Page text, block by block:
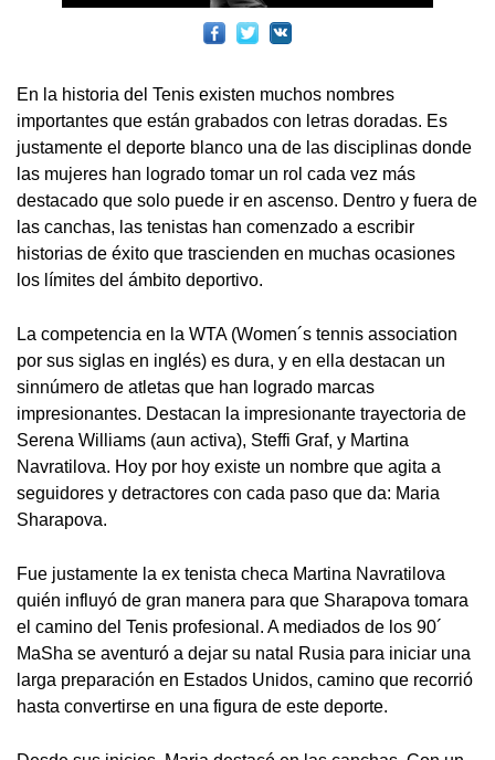
En la historia del Tenis existen muchos nombres
importantes que están grabados con letras doradas. Es
justamente el deporte blanco una de las disciplinas donde
las mujeres han logrado tomar un rol cada vez más
destacado que solo puede ir en ascenso. Dentro y fuera de
las canchas, las tenistas han comenzado a escribir
historias de éxito que trascienden en muchas ocasiones
los límites del ámbito deportivo.
La competencia en la WTA (Women´s tennis association
por sus siglas en inglés) es dura, y en ella destacan un
sinnúmero de atletas que han logrado marcas
impresionantes. Destacan la impresionante trayectoria de
Serena Williams (aun activa), Steffi Graf, y Martina
Navratilova. Hoy por hoy existe un nombre que agita a
seguidores y detractores con cada paso que da: Maria
Sharapova.
Fue justamente la ex tenista checa Martina Navratilova
quién influyó de gran manera para que Sharapova tomara
el camino del Tenis profesional. A mediados de los 90´
MaSha se aventuró a dejar su natal Rusia para iniciar una
larga preparación en Estados Unidos, camino que recorrió
hasta convertirse en una figura de este deporte.